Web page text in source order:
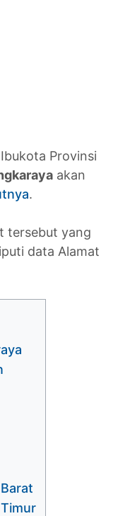
Provinsi
akan
.
tersebut yang
data Alamat